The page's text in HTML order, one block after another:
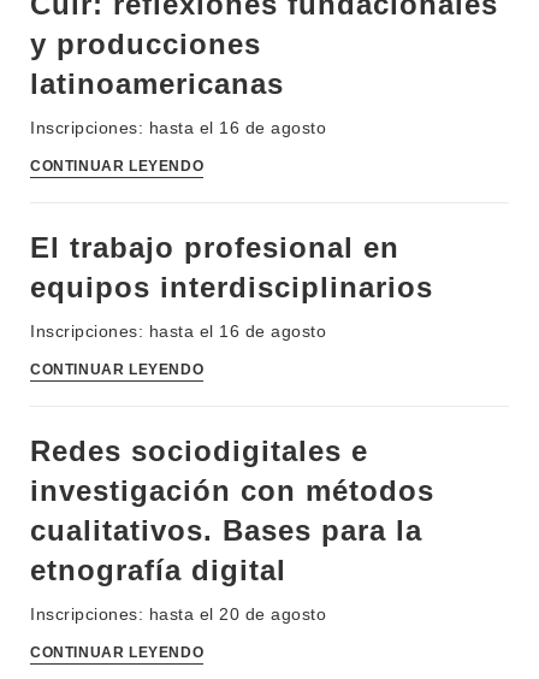
INVESTIGACIÓN
NOTICIAS
y producciones
latinoamericanas
Inscripciones: hasta el 16 de agosto
CONTINUAR LEYENDO
El trabajo profesional en
equipos interdisciplinarios
Inscripciones: hasta el 16 de agosto
CONTINUAR LEYENDO
Redes sociodigitales e
investigación con métodos
cualitativos. Bases para la
etnografía digital
Inscripciones: hasta el 20 de agosto
CONTINUAR LEYENDO